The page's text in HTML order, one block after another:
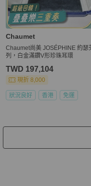
Chaumet
Chaumet尚美 JOSÉPHINE 約瑟
列，白金滿鑽V形珍珠耳環
TWD 197,104
現折 8,000
狀況良好 香港 免運